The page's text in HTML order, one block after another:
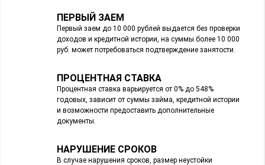
ПЕРВЫЙ ЗАЕМ
Первый заем до 10 000 рублей выдается без проверки
доходов и кредитной истории, на суммы более 10 000
руб. может потребоваться подтверждение занятости.
ПРОЦЕНТНАЯ СТАВКА
Процентная ставка варьируется от 0% до 548%
годовых, зависит от суммы займа, кредитной истории
и возможности предоставить дополнительные
документы.
НАРУШЕНИЕ СРОКОВ
В случае нарушения сроков, размер неустойки